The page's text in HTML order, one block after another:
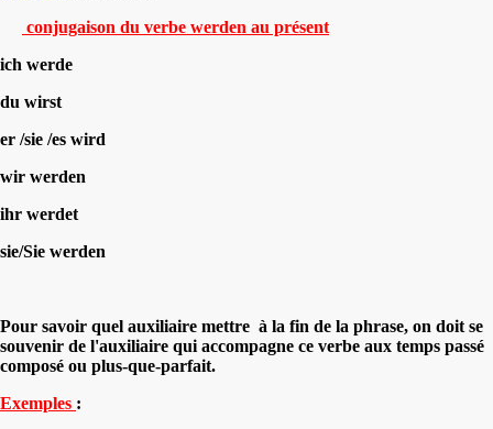
conjugaison du verbe werden au présent
ich werde
du wirst
er /sie /es wird
wir werden
ihr werdet
sie/Sie werden
Pour savoir quel auxiliaire mettre à la fin de la phrase, on doit se
souvenir de l'auxiliaire qui accompagne ce verbe aux temps passé
composé ou plus-que-parfait.
Exemples :